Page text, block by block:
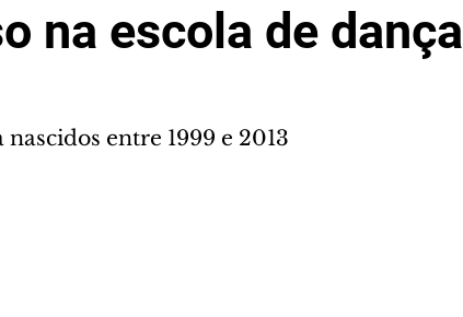
na escola de dança
entre 1999 e 2013